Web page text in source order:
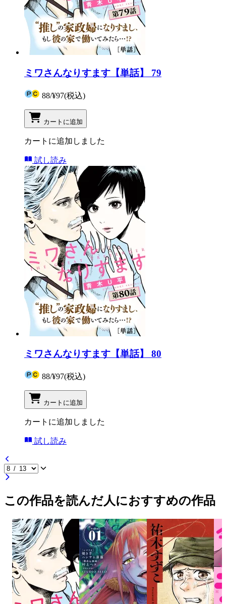
ミワさんなりすます【単話】 79
88/¥97(税込)
カートに追加
カートに追加しました
試し読み
ミワさんなりすます【単話】 80
88/¥97(税込)
カートに追加
カートに追加しました
試し読み
この作品を読んだ人におすすめの作品